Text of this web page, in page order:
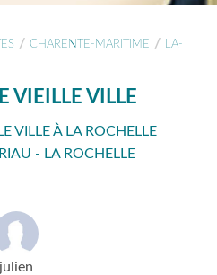
/ CHARENTE-MARITIME / LA-
VIEILLE VILLE
VILLE À LA ROCHELLE
- LA ROCHELLE
julien